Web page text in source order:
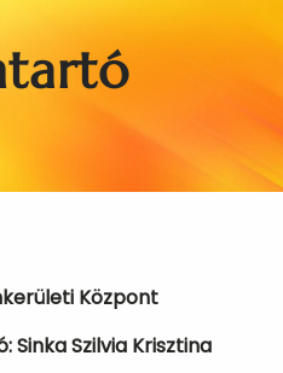
Központ
Sinka Szilvia Krisztina